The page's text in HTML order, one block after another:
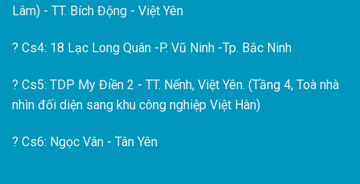
Lâm) - TT. Bích Động - Việt Yên
? Cs4: 18 Lạc Long Quân -P. Vũ Ninh -Tp. Bắc Ninh
? Cs5: TDP My Điền 2 - TT. Nếnh, Việt Yên. (Tầng 4, Toà nhà
nhìn đối diện sang khu công nghiệp Việt Hàn)
? Cs6: Ngọc Vân - Tân Yên